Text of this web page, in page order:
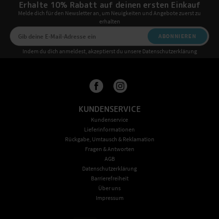
Erhalte 10% Rabatt auf deinen ersten Einkauf
Melde dich für den Newsletter an, um Neuigkeiten und Angebote zuerst zu
erhalten
ABONNIEREN
Indem du dich anmeldest, akzeptierst du unsere Datenschutzerklärung
KUNDENSERVICE
Kundenservice
Lieferinformationen
Rückgabe, Umtausch & Reklamation
Fragen & Antworten
AGB
Datenschutzerklärung
Barrierefreiheit
Über uns
Impressum